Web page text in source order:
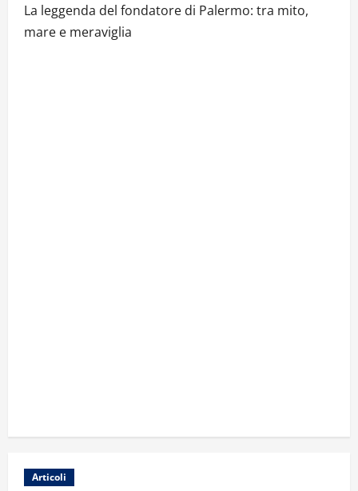
La leggenda del fondatore di Palermo: tra mito,
mare e meraviglia
Articoli